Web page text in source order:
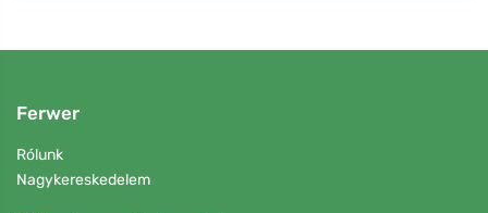
Ferwer
Rólunk
Nagykereskedelem